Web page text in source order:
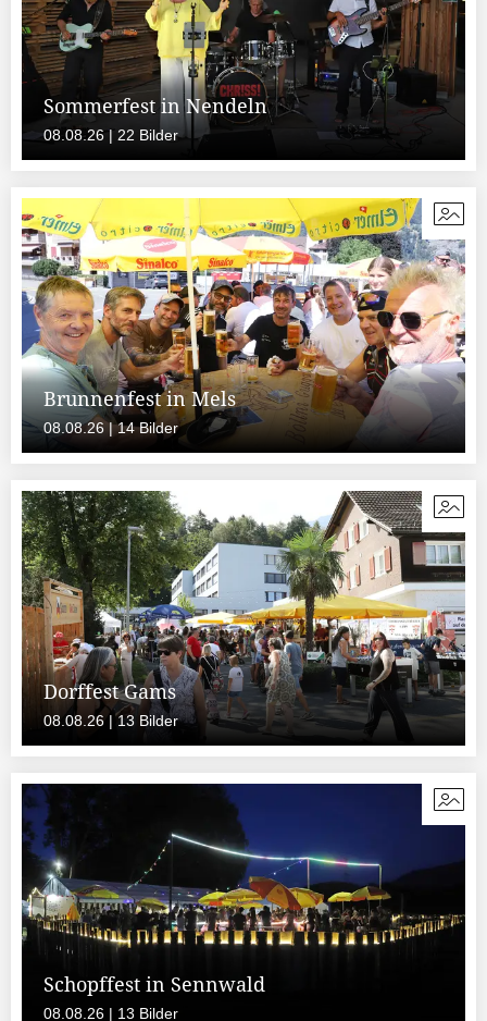
Sommerfest in Nendeln
08.08.26 | 22 Bilder
Brunnenfest in Mels
08.08.26 | 14 Bilder
Dorffest Gams
08.08.26 | 13 Bilder
Schopffest in Sennwald
08.08.26 | 13 Bilder